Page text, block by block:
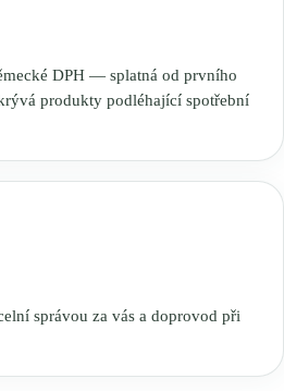
DPH — splatná od prvního
produkty podléhající spotřební
správou za vás a doprovod při